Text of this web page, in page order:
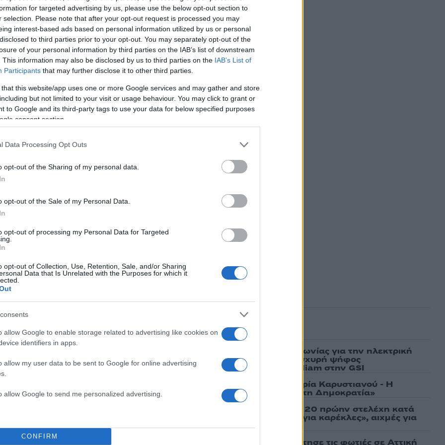
for targeted advertising by us, please use the below opt-out section to
selection. Please note that after your opt-out request is processed you may
interest-based ads based on personal information utilized by us or personal
to third parties prior to your opt-out. You may separately opt-out of the
of your personal information by third parties on the IAB’s list of downstream
This information may also be disclosed by us to third parties on the IAB’s List of
Participants that may further disclose it to other third parties.
that this website/app uses one or more Google services and may gather and store
but not limited to your visit or usage behaviour. You may click to grant or
to Google and its third-party tags to use your data for below specified purposes
consent section.
Data Processing Opt Outs
opt-out of the Sharing of my personal data.
opt-out of the Sale of my Personal Data.
opt-out of processing my Personal Data for Targeted
opt-out of Collection, Use, Retention, Sale, and/or Sharing
Data that Is Unrelated with the Purposes for which it
allow Google to enable storage related to advertising like cookies on
identifiers in apps.
allow my user data to be sent to Google for online advertising
allow Google to send me personalized advertising.
CONFIRM
Σχολίασε εδώ
50 /50
2000 /2000
Υποβολή σχολίου
από reCAPTCHA, ισχύουνΠολιτική Απορρήτου
ΗΠΑ
το Νewsit.gr στο
φωτογραφία για
καταθέσεις
– Το στίγμα του
μηνύματα
που είχαν
της 38χρονης
Πιο σχολιασμένα
Μητσοτάκης στην υπογραφή συμφωνίας για την ηλεκτρική
διασύνδεση Ελλάδας – Κύπρου: «Ισχυρή ψήφος
εμπιστοσύνης» η είσοδος της Meridiam στην GSI
Έφυγαν οι συνεργάτες, μένει η Μαρία Καρυστιανού - Η
επόμενη μέρα για την «Ελπίδα για τη Δημοκρατία»
Αυγερινός, Μουτσάτσου και ακόμη 20 πρώην στελέχη κατά
Καρυστιανού: «Δεν αποχωρήσαμε για καρέκλες», αιχμές για
«συγκεντρωτικό μοντέλο»
Το πολωμένο μελτέμι που τροφοδότησε τις φωτιές σε Αττική